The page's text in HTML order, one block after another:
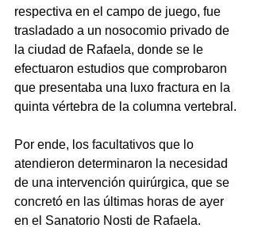
respectiva en el campo de juego, fue
trasladado a un nosocomio privado de
la ciudad de Rafaela, donde se le
efectuaron estudios que comprobaron
que presentaba una luxo fractura en la
quinta vértebra de la columna vertebral.
Por ende, los facultativos que lo
atendieron determinaron la necesidad
de una intervención quirúrgica, que se
concretó en las últimas horas de ayer
en el Sanatorio Nosti de Rafaela.